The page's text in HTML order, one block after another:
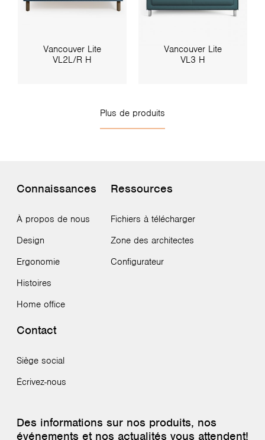
Vancouver Lite
VL2L/R H
Vancouver Lite
VL3 H
Plus de produits
Connaissances
À propos de nous
Design
Ergonomie
Histoires
Home office
Ressources
Fichiers à télécharger
Zone des architectes
Configurateur
Contact
Siège social
Écrivez-nous
Des informations sur nos produits, nos
événements et nos actualités vous attendent!